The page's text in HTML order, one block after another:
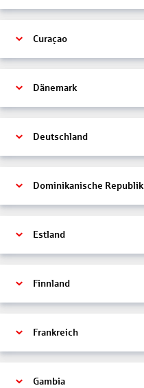
Curaçao
Dänemark
Deutschland
Dominikanische Republik
Estland
Finnland
Frankreich
Gambia